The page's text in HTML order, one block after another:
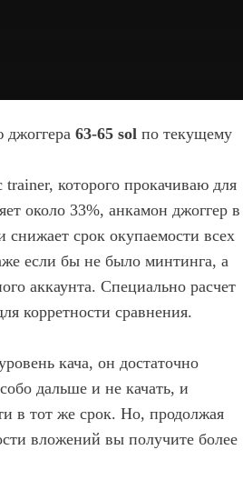
63-65 sol по текущему
trainer, которого прокачиваю для
около 33%, анкамон джоггер в
снижает срок окупаемости всех
если бы не было минтинга, а
аккаунта. Специально расчет
корретности сравнения.
кача, он достаточно
дальше и не качать, и
в тот же срок. Но, продолжая
вложений вы получите более